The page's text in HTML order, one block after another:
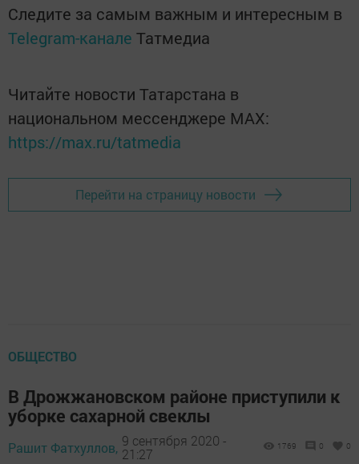
Следите за самым важным и интересным в
Telegram-канале Татмедиа
Читайте новости Татарстана в
национальном мессенджере MАХ:
https://max.ru/tatmedia
Перейти на страницу новости
ОБЩЕСТВО
В Дрожжановском районе приступили к
уборке сахарной свеклы
Рашит Фатхуллов, 9 сентября 2020 -
21:27
1769 0 0